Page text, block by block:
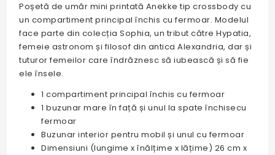
Poșetă de umăr mini printată Anekke tip crossbody cu
un compartiment principal închis cu fermoar. Modelul
face parte din colecția Sophia, un tribut către Hypatia,
femeie astronom și filosof din antica Alexandria, dar și
tuturor femeilor care îndrăznesc să iubească și să fie
ele însele.
1 compartiment principal închis cu fermoar
1 buzunar mare în față și unul la spate închisecu
fermoar
Buzunar interior pentru mobil și unul cu fermoar
Dimensiuni (lungime x înălțime x lățime) 26 cm x